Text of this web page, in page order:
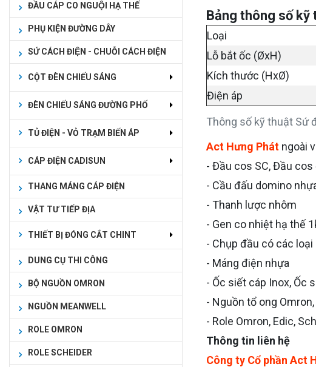
ĐẦU CÁP CO NGUỘI HẠ THẾ
PHỤ KIỆN ĐƯỜNG DÂY
SỨ CÁCH ĐIỆN - CHUỖI CÁCH ĐIỆN
CỘT ĐÈN CHIẾU SÁNG
ĐÈN CHIẾU SÁNG ĐƯỜNG PHỐ
TỦ ĐIỆN - VỎ TRẠM BIẾN ÁP
CÁP ĐIỆN CADISUN
THANG MÁNG CÁP ĐIỆN
VẬT TƯ TIẾP ĐỊA
THIẾT BỊ ĐÓNG CẮT CHINT
DUNG CỤ THI CÔNG
BỘ NGUỒN OMRON
NGUỒN MEANWELL
ROLE OMRON
ROLE SCHEIDER
Bảng thông số kỹ
Thông số kỹ thuật Sứ
Loại
Lỗ bắt ốc (ØxH)
Kích thước (HxØ)
Điện áp
Act Hưng Phát ngoài
- Đầu cos SC, Đầu cos
- Cầu đấu domino
- Thanh lược nhôm
- Gen co nhiệt hạ thế
- Chụp đầu có các loại
- Máng điện nhựa
- Ốc siết cáp Inox, Ốc
- Nguồn tổ ong
- Role Omron, Edic,
Thông tin liên hệ
Công ty Cổ phần Act